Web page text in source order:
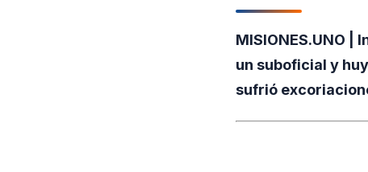
MISIONES.UNO |
un suboficial y
sufrió